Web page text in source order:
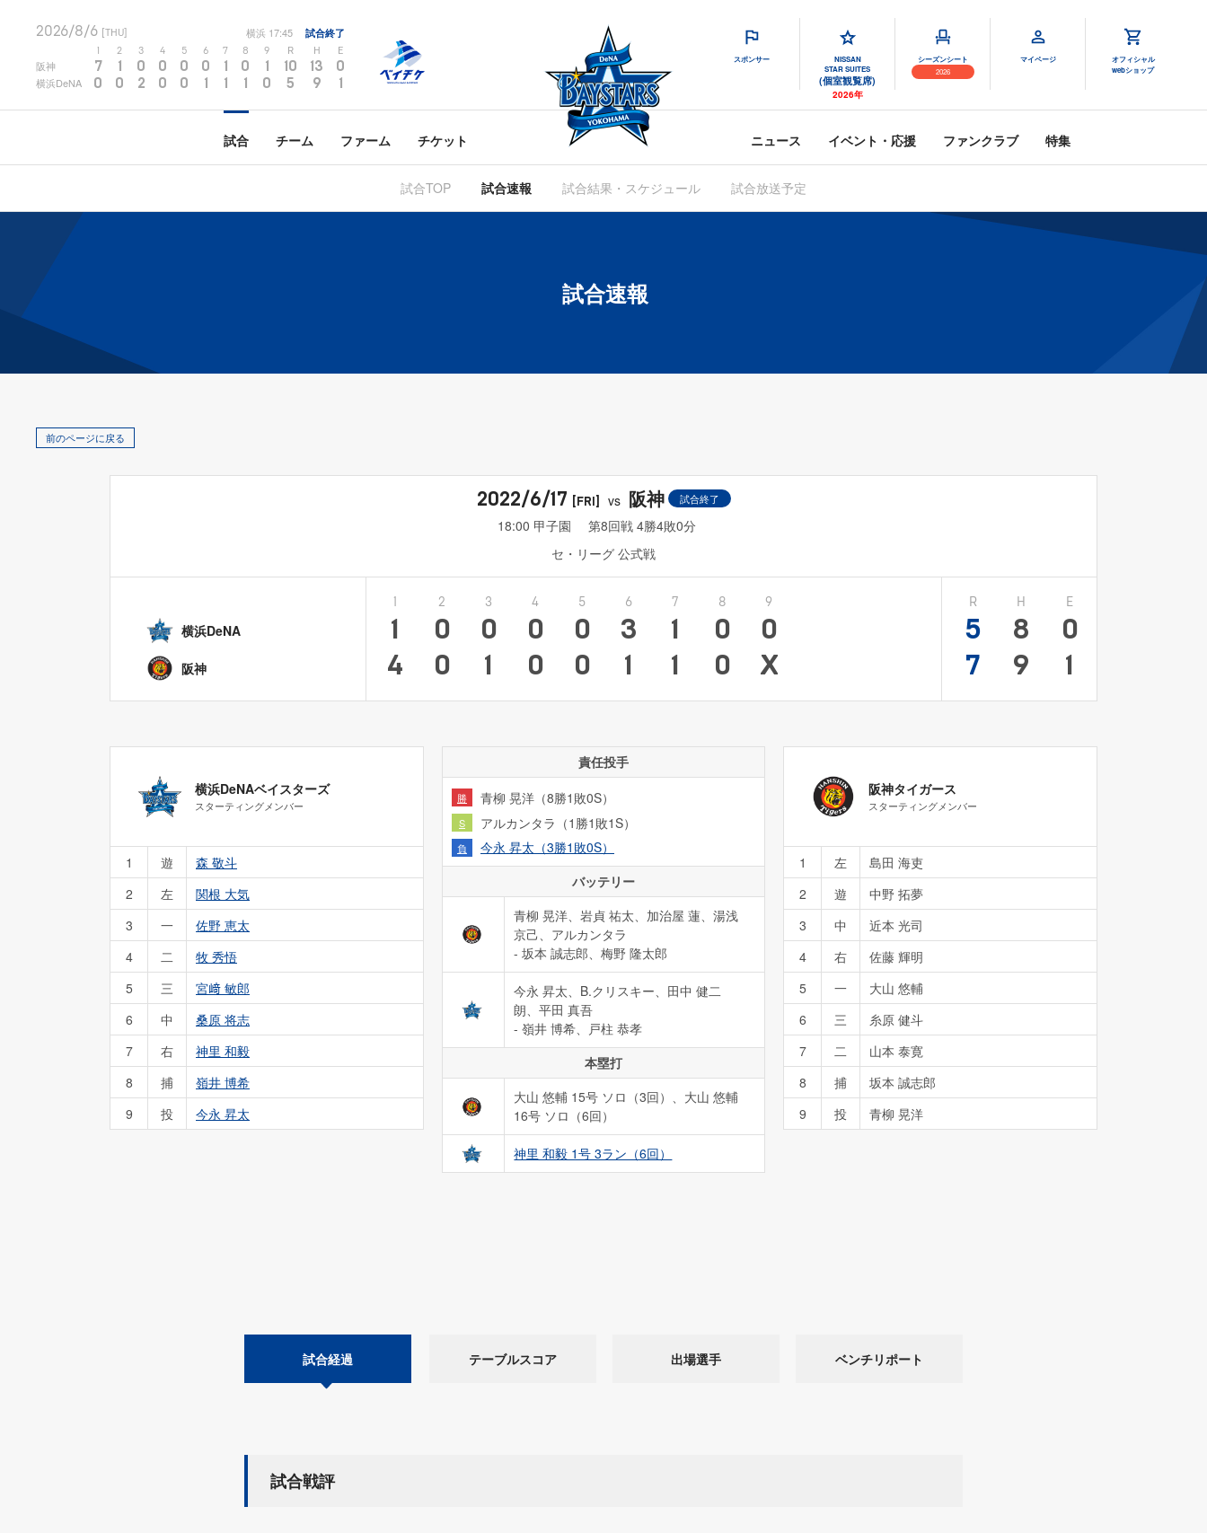
2026/8/6 [THU] 横浜 17:45 試合終了
2 3 4 5 6 7 8 9 R H E
阪神 7 1 0 0 0 0 1 0 1 10 13 0
横浜DeNA 0 0 2 0 0 1 1 1 0 5 9 1
スポンサー
NISSAN
STAR SUITES
(個室観覧席)
2026年
シーズンシート
2026
マイページ
オフィシャル
webショップ
試合 チーム ファーム チケット ニュース イベント・応援 ファンクラブ 特集
試合TOP 試合速報 試合結果・スケジュール 試合放送予定
試合速報
前のページに戻る
2022/6/17 [FRI] vs 阪神 試合終了
18:00 甲子園
第8回戦 4勝4敗0分
セ・リーグ 公式戦
横浜DeNA
阪神
1
4
2
0
0
3
0
1
4
0
0
5
0
0
6
3
1
7
1
1
8
0
0
9
0
X
R
5
7
H
8
9
E
0
1
横浜DeNAベイスターズ
スターティングメンバー
1 遊
森 敬斗
2
左
関根 大気
3
一
佐野 恵太
4
二
牧 秀悟
5
三
宮﨑 敏郎
6
中
桑原 将志
7
右
神里 和毅
8
捕
嶺井 博希
9
投 今永 昇太
責任投手
勝 青柳 晃洋（8勝1敗0S）
S アルカンタラ（1勝1敗1S）
負
今永 昇太（3勝1敗0S）
バッテリー
青柳 晃洋、岩貞 祐太、加治屋 蓮、湯浅
京己、アルカンタラ
- 坂本 誠志郎、梅野 隆太郎
今永 昇太、B.クリスキー、田中 健二
朗、平田 真吾
- 嶺井 博希、戸柱 恭孝
本塁打
大山 悠輔 15号 ソロ（3回） 、 大山 悠輔
16号 ソロ（6回）
神里 和毅 1号 3ラン（6回）
阪神タイガース
スターティングメンバー
1 左
島田 海吏
2
遊
中野 拓夢
3
中
近本 光司
4
右
佐藤 輝明
5
一
大山 悠輔
6
三
糸原 健斗
7
二
山本 泰寛
8
捕
坂本 誠志郎
9
投 青柳 晃洋
試合経過 テーブルスコア 出場選手 ベンチリポート
試合戦評